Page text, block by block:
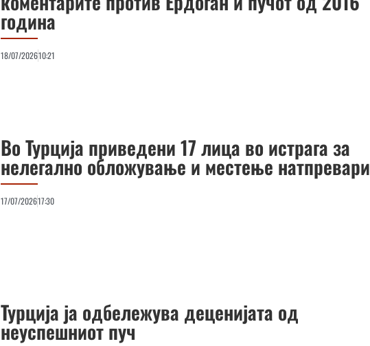
година
18/07/202610:21
Во Турција приведени 17 лица во истрага за
нелегално обложување и местење натпревари
17/07/202617:30
Турција ја одбележува деценијата од
неуспешниот пуч